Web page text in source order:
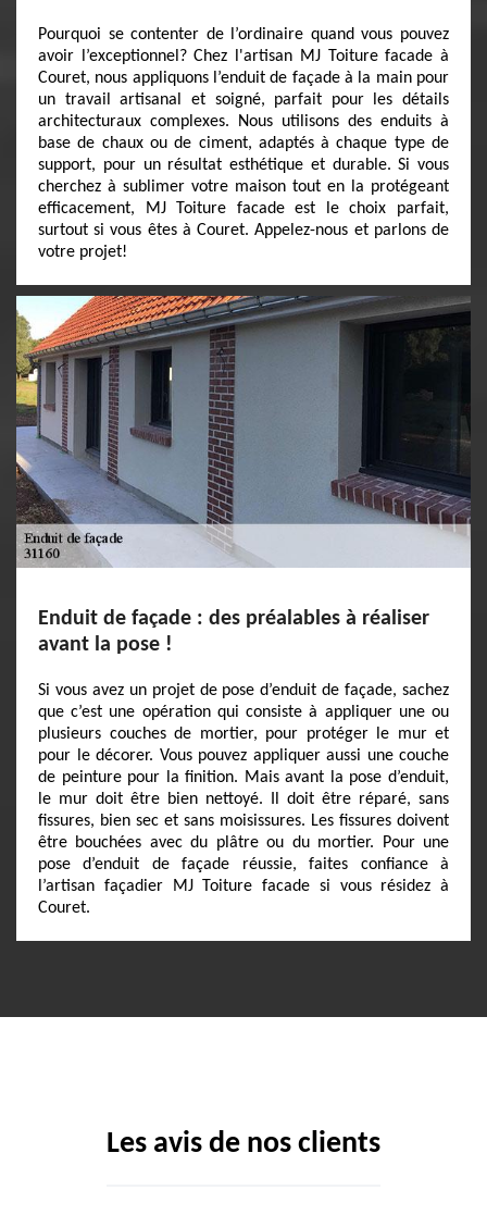
Pourquoi se contenter de l’ordinaire quand vous pouvez
avoir l’exceptionnel? Chez l'artisan MJ Toiture facade à
Couret, nous appliquons l’enduit de façade à la main pour
un travail artisanal et soigné, parfait pour les détails
architecturaux complexes. Nous utilisons des enduits à
base de chaux ou de ciment, adaptés à chaque type de
support, pour un résultat esthétique et durable. Si vous
cherchez à sublimer votre maison tout en la protégeant
efficacement, MJ Toiture facade est le choix parfait,
surtout si vous êtes à Couret. Appelez-nous et parlons de
votre projet!
Enduit de façade : des préalables à réaliser
avant la pose !
Si vous avez un projet de pose d’enduit de façade, sachez
que c’est une opération qui consiste à appliquer une ou
plusieurs couches de mortier, pour protéger le mur et
pour le décorer. Vous pouvez appliquer aussi une couche
de peinture pour la finition. Mais avant la pose d’enduit,
le mur doit être bien nettoyé. Il doit être réparé, sans
fissures, bien sec et sans moisissures. Les fissures doivent
être bouchées avec du plâtre ou du mortier. Pour une
pose d’enduit de façade réussie, faites confiance à
l’artisan façadier MJ Toiture facade si vous résidez à
Couret.
Les avis de nos clients